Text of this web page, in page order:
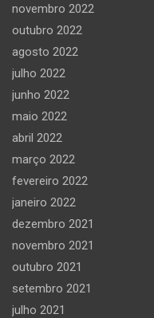
novembro 2022
outubro 2022
agosto 2022
julho 2022
junho 2022
maio 2022
abril 2022
março 2022
fevereiro 2022
janeiro 2022
dezembro 2021
novembro 2021
outubro 2021
setembro 2021
julho 2021